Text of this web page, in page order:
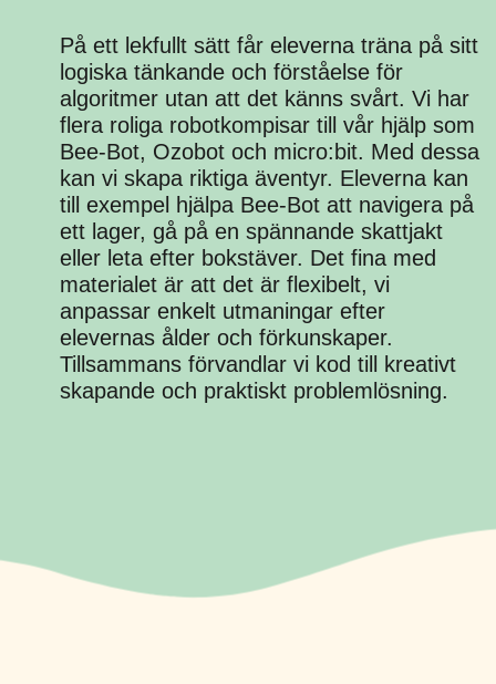
På ett lekfullt sätt får eleverna träna på sitt
logiska tänkande och förståelse för
algoritmer utan att det känns svårt. Vi har
flera roliga robotkompisar till vår hjälp som
Bee-Bot, Ozobot och micro:bit. Med dessa
kan vi skapa riktiga äventyr. Eleverna kan
till exempel hjälpa Bee-Bot att navigera på
ett lager, gå på en spännande skattjakt
eller leta efter bokstäver. Det fina med
materialet är att det är flexibelt, vi
anpassar enkelt utmaningar efter
elevernas ålder och förkunskaper.
Tillsammans förvandlar vi kod till kreativt
skapande och praktiskt problemlösning.